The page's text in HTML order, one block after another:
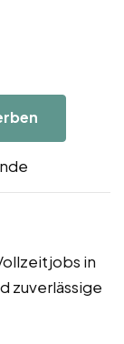
in
zuverlässige